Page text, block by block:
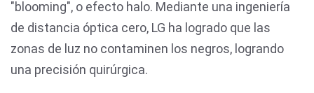
"blooming", o efecto halo. Mediante una ingeniería
de distancia óptica cero, LG ha logrado que las
zonas de luz no contaminen los negros, logrando
una precisión quirúrgica.